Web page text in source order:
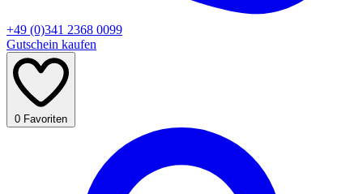
+49 (0)341 2368 0099
Gutschein kaufen
0 Favoriten